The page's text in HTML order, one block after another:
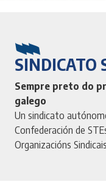
SINDICATO
Sempre preto do
galego
Un sindicato
Confederación de
Organizacións